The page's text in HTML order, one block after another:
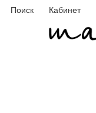
Поиск Кабинет